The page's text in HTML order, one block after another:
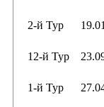
2-й Тур
12-й Тур
1-й Тур